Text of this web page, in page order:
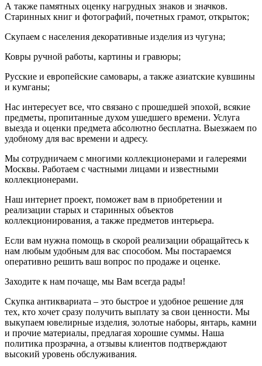
А также памятных оценку нагрудных знаков и значков.
Старинных книг и фотографий, почетных грамот, открыток;
Скупаем с населения декоративные изделия из чугуна;
Ковры ручной работы, картины и гравюры;
Русские и европейские самовары, а также азиатские кувшины
и кумганы;
Нас интересует все, что связано с прошедшей эпохой, всякие
предметы, пропитанные духом ушедшего времени. Услуга
выезда и оценки предмета абсолютно бесплатна. Выезжаем по
удобному для вас времени и адресу.
Мы сотрудничаем с многими коллекционерами и галереями
Москвы. Работаем с частными лицами и известными
коллекционерами.
Наш интернет проект, поможет вам в приобретении и
реализации старых и старинных объектов
коллекционирования, а также предметов интерьера.
Если вам нужна помощь в скорой реализации обращайтесь к
нам любым удобным для вас способом. Мы постараемся
оперативно решить ваш вопрос по продаже и оценке.
Заходите к нам почаще, мы Вам всегда рады!
Скупка антиквариата – это быстрое и удобное решение для
тех, кто хочет сразу получить выплату за свои ценности. Мы
выкупаем ювелирные изделия, золотые наборы, янтарь, камни
и прочие материалы, предлагая хорошие суммы. Наша
политика прозрачна, а отзывы клиентов подтверждают
высокий уровень обслуживания.